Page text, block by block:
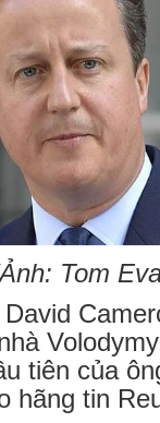
Tom
tiên của
hãng tin